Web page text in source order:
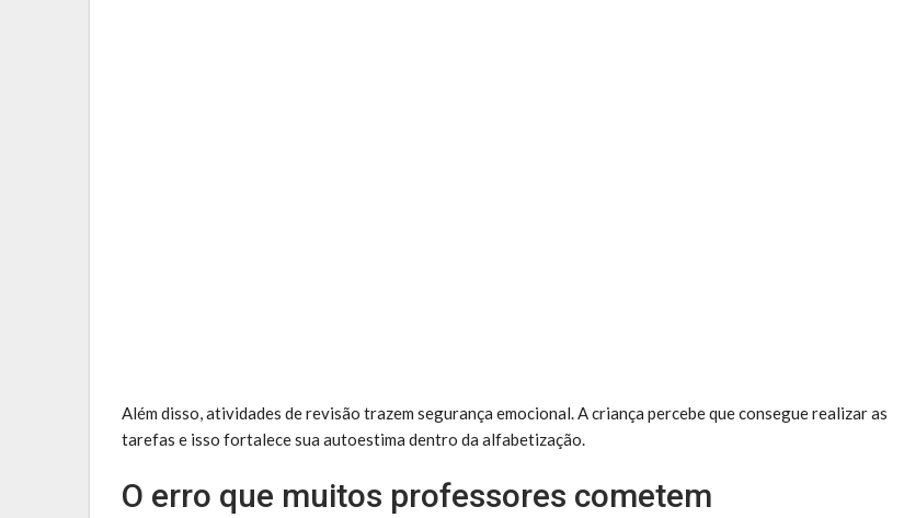
Além disso, atividades de revisão trazem segurança emocional. A criança percebe que consegue realizar as
tarefas e isso fortalece sua autoestima dentro da alfabetização.
O erro que muitos professores cometem